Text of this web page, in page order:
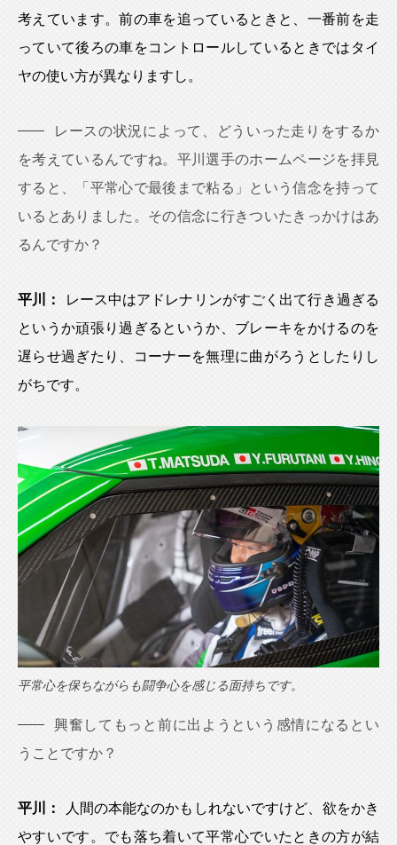
考えています。前の車を追っているときと、一番前を走
っていて後ろの車をコントロールしているときではタイ
ヤの使い方が異なりますし。
レースの状況によって、どういった走りをするか
を考えているんですね。平川選手のホームページを拝見
すると、「平常心で最後まで粘る」という信念を持って
いるとありました。その信念に行きついたきっかけはあ
るんですか？
平川：
レース中はアドレナリンがすごく出て行き過ぎる
というか頑張り過ぎるというか、ブレーキをかけるのを
遅らせ過ぎたり、コーナーを無理に曲がろうとしたりし
がちです。
平常心を保ちながらも闘争心を感じる面持ちです。
興奮してもっと前に出ようという感情になるとい
うことですか？
平川：
人間の本能なのかもしれないですけど、欲をかき
やすいです。でも落ち着いて平常心でいたときの方が結